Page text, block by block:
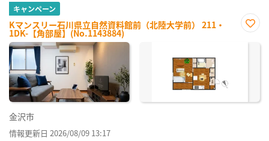
キャンペーン
Kマンスリー石川県立自然資料館前（北陸大学前） 211・
1DK-【角部屋】(No.1143884)
に入
金沢市
情報更新日 2026/08/09 13:17